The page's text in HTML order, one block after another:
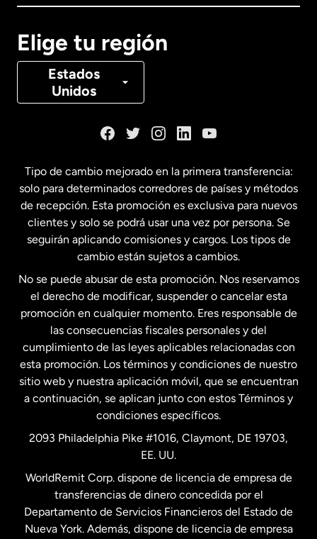
Elige tu región
Estados
Unidos
Canadá Français
Estados Unidos English
Estados Unidos Español
Francia
Malasia
Nueva Zelanda
Países Bajos
Suecia
Tipo de cambio mejorado en la primera transferencia:
solo para determinados corredores de países y métodos
de recepción. Esta promoción es exclusiva para nuevos
clientes y solo se podrá usar una vez por persona. Se
seguirán aplicando comisiones y cargos. Los tipos de
cambio están sujetos a cambios.
No se puede abusar de esta promoción. Nos reservamos
el derecho de modificar, suspender o cancelar esta
promoción en cualquier momento. Eres responsable de
las consecuencias fiscales personales y del
cumplimiento de las leyes aplicables relacionadas con
esta promoción. Los términos y condiciones de nuestro
sitio web y nuestra aplicación móvil, que se encuentran
a continuación, se aplican junto con estos Términos y
condiciones específicos.
2093 Philadelphia Pike #1016, Claymont, DE 19703,
EE. UU.
WorldRemit Corp. dispone de licencia de empresa de
transferencias de dinero concedida por el
Departamento de Servicios Financieros del Estado de
Nueva York. Además, dispone de licencia de empresa